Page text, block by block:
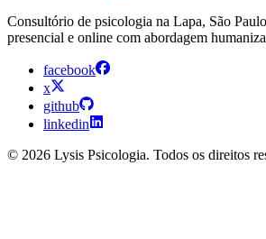
Consultório de psicologia na Lapa, São
presencial e online com abordagem
facebook
x
github
linkedin
© 2026 Lysis Psicologia. Todos os direitos